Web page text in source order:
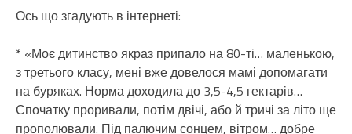
Ось що згадують в інтернеті:
* «Моє дитинство якраз припало на 80-ті… маленькою,
з третього класу, мені вже довелося мамі допомагати
на буряках. Норма доходила до 3,5-4,5 гектарів…
Спочатку проривали, потім двічі, або й тричі за літо ще
прополювали. Під палючим сонцем, вітром… добре